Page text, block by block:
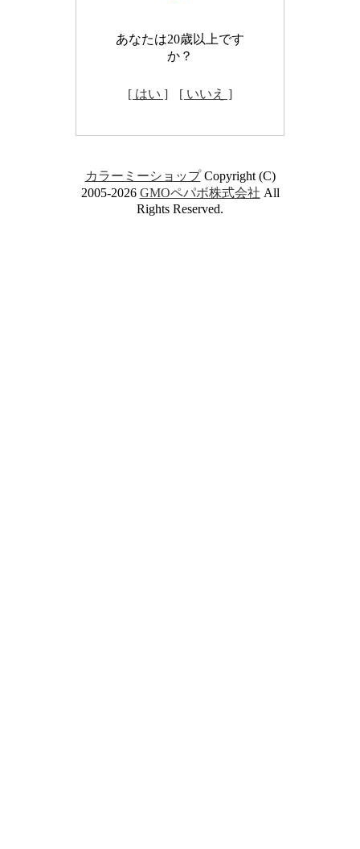
あなたは20歳以上です
か？
[ はい ] [ いいえ ]
カラーミーショップCopyright (C)
2005-2026 GMOペパボ株式会社 All
Rights Reserved.